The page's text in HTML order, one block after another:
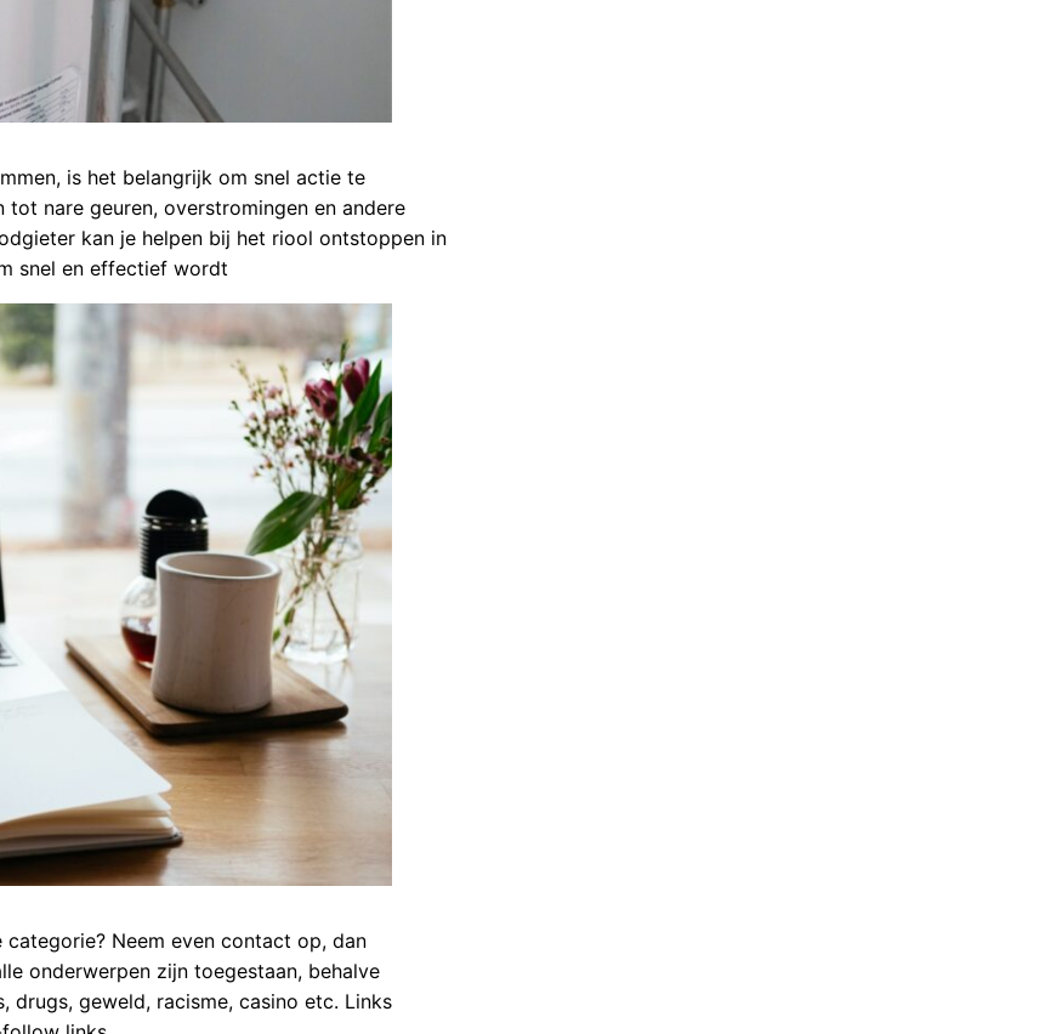
is het belangrijk om snel actie te
nare geuren, overstromingen en andere
kan je helpen bij het riool ontstoppen in
snel en effectief wordt
Neem even contact op, dan
onderwerpen zijn toegestaan, behalve
drugs, geweld, racisme, casino etc. Links